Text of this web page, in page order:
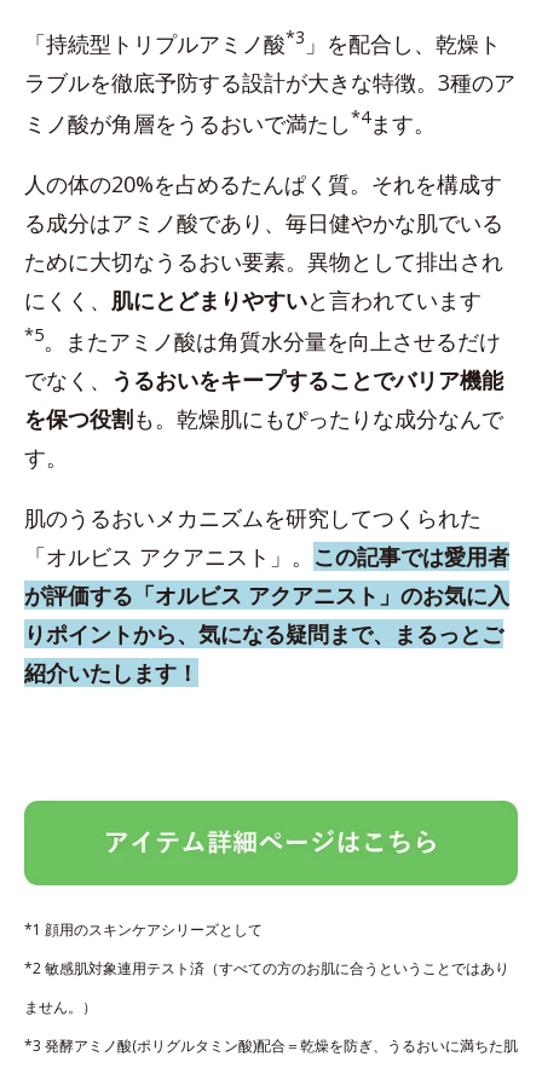
「持続型トリプルアミノ酸*3 」を配合し、乾燥ト
ラブルを徹底予防する設計が大きな特徴。3種のア
ミノ酸が角層をうるおいで満たし*4ます。
人の体の20%を占めるたんぱく質。それを構成す
る成分はアミノ酸であり、毎日健やかな肌でいる
ために大切なうるおい要素。異物として排出され
にくく、 肌にとどまりやすいと言われています
*5。またアミノ酸は角質水分量を向上させるだけ
でなく、 うるおいをキープすることでバリア機能
を保つ役割も。乾燥肌にもぴったりな成分なんで
す。
肌のうるおいメカニズムを研究してつくられた
「オルビス アクアニスト」。 この記事では愛用者
が評価する「オルビス アクアニスト」のお気に入
りポイントから、気になる疑問まで、まるっとご
紹介いたします！
*1 顔用のスキンケアシリーズとして
*2 敏感肌対象連用テスト済（すべての方のお肌に合うということではあり
ません。）
*3 発酵アミノ酸(ポリグルタミン酸)配合＝乾燥を防ぎ、うるおいに満ちた肌